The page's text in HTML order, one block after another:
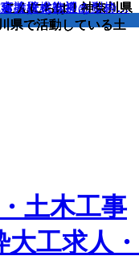
共に大歓迎！型枠…
設株式会社の土木…
！資格支援ありの…
ます！
擁壁を知ろう！
こんにちは！神奈川県
県で活動している土
こんにちは！神奈川県
県で活動している土
こんにちは！神奈川県
県で活動している土
こんにちは！神奈川県
県で活動している土